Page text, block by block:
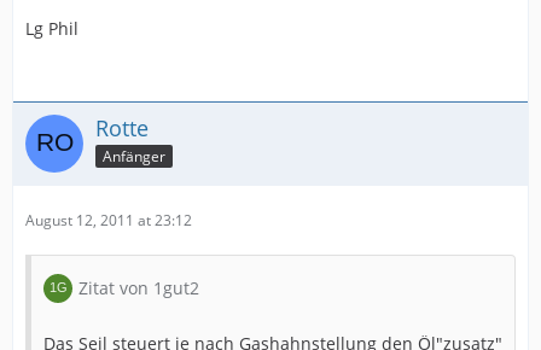
Lg Phil
Rotte
Anfänger
August 12, 2011 at 23:12
Zitat von 1gut2
Das Seil steuert je nach Gashahnstellung den Öl"zusatz"